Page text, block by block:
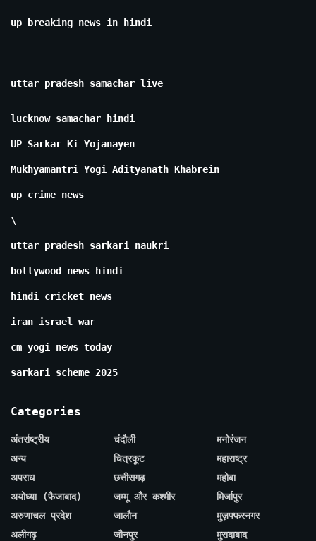
up breaking news in hindi
uttar pradesh samachar live
lucknow samachar hindi
UP Sarkar Ki Yojanayen
Mukhyamantri Yogi Adityanath Khabrein
up crime news
\
uttar pradesh sarkari naukri
bollywood news hindi
hindi cricket news
iran israel war
cm yogi news today
sarkari scheme 2025
Categories
अंतर्राष्ट्रीय
अन्य
अपराध
अयोध्या (फैजाबाद)
अरुणाचल प्रदेश
अलीगढ़
चंदौली
चित्रकूट
छत्तीसगढ़
जम्मू और कश्मीर
जालौन
जौनपुर
मनोरंजन
महाराष्ट्र
महोबा
मिर्जापुर
मुज़फ्फरनगर
मुरादाबाद